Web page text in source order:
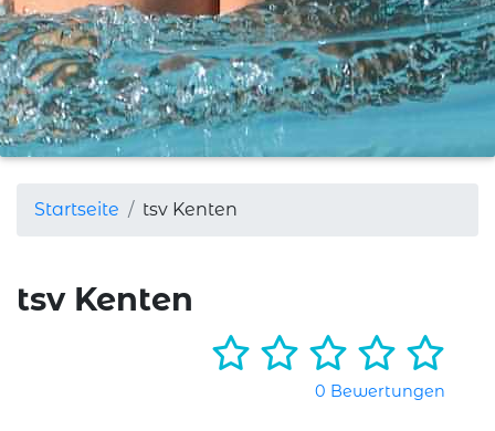
Startseite tsv Kenten
tsv Kenten
0 Bewertungen